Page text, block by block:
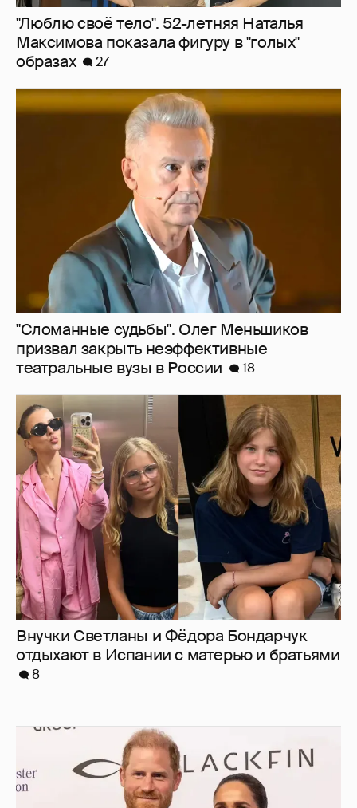
"Люблю своё тело". 52-летняя Наталья
Максимова показала фигуру в "голых"
образах
27
"Сломанные судьбы". Олег Меньшиков
призвал закрыть неэффективные
театральные вузы в России
18
Внучки Светланы и Фёдора Бондарчук
отдыхают в Испании с матерью и братьями
8